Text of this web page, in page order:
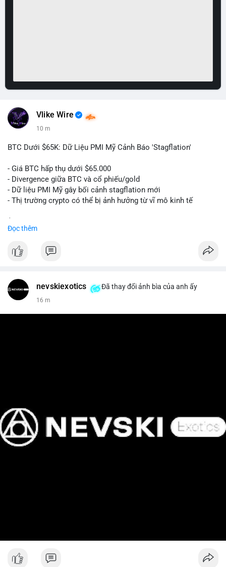
Vlike Wire
10 m
BTC Dưới $65K: Dữ Liệu PMI Mỹ Cảnh Báo 'Stagflation'
- Giá BTC hấp thụ dưới $65.000
- Divergence giữa BTC và cổ phiếu/gold
- Dữ liệu PMI Mỹ gây bối cảnh stagflation mới
- Thị trường crypto có thể bị ảnh hưởng từ vĩ mô kinh tế
Đọc thêm
nevskiexotics Đã thay đổi ảnh bìa của anh ấy
16 m